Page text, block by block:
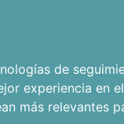
de
experiencia en
más relevantes